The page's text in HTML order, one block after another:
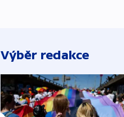
Výběr redakce